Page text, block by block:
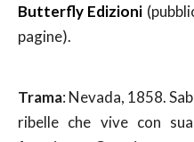
Butterfly Edizioni
pagine).
Trama: Nevada, 1858.
ribelle che vive con